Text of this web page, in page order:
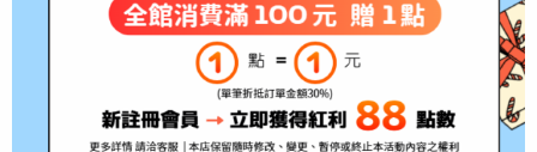
mySAP 環境，協助建立美觀的格式化報告、表
單及條碼，簡化繁瑣的管理作業。
輕鬆操作 簡單設定與控管